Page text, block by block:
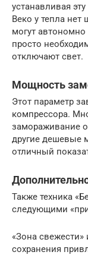
устанавливая
Веко у тепла
могут автономно
просто
отключают свет.
Мощность
Этот параметр
компрессора.
замораживание
другие дешевые
отличный
Также техника
следующими
«Зона
сохранения